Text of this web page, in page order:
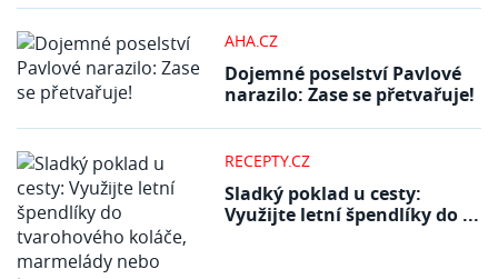
AHA.CZ
Dojemné poselství Pavlové
narazilo: Zase se přetvařuje!
RECEPTY.CZ
Sladký poklad u cesty:
Využijte letní špendlíky do ...